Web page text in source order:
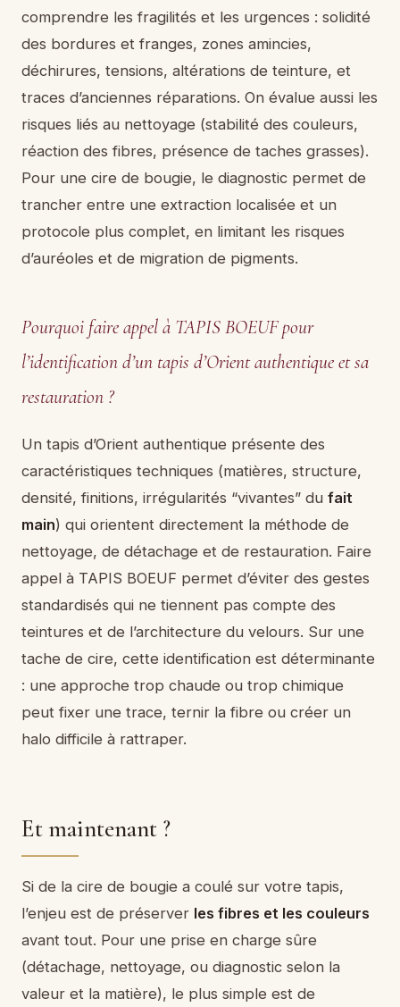
comprendre les fragilités et les urgences : solidité
des bordures et franges, zones amincies,
déchirures, tensions, altérations de teinture, et
traces d’anciennes réparations. On évalue aussi les
risques liés au nettoyage (stabilité des couleurs,
réaction des fibres, présence de taches grasses).
Pour une cire de bougie, le diagnostic permet de
trancher entre une extraction localisée et un
protocole plus complet, en limitant les risques
d’auréoles et de migration de pigments.
Pourquoi faire appel à TAPIS BOEUF pour
l’identification d’un tapis d’Orient authentique et sa
restauration ?
Un tapis d’Orient authentique présente des
caractéristiques techniques (matières, structure,
densité, finitions, irrégularités “vivantes” du fait
main) qui orientent directement la méthode de
nettoyage, de détachage et de restauration. Faire
appel à TAPIS BOEUF permet d’éviter des gestes
standardisés qui ne tiennent pas compte des
teintures et de l’architecture du velours. Sur une
tache de cire, cette identification est déterminante
: une approche trop chaude ou trop chimique
peut fixer une trace, ternir la fibre ou créer un
halo difficile à rattraper.
Et maintenant ?
Si de la cire de bougie a coulé sur votre tapis,
l’enjeu est de préserver les fibres et les couleurs
avant tout. Pour une prise en charge sûre
(détachage, nettoyage, ou diagnostic selon la
valeur et la matière), le plus simple est de